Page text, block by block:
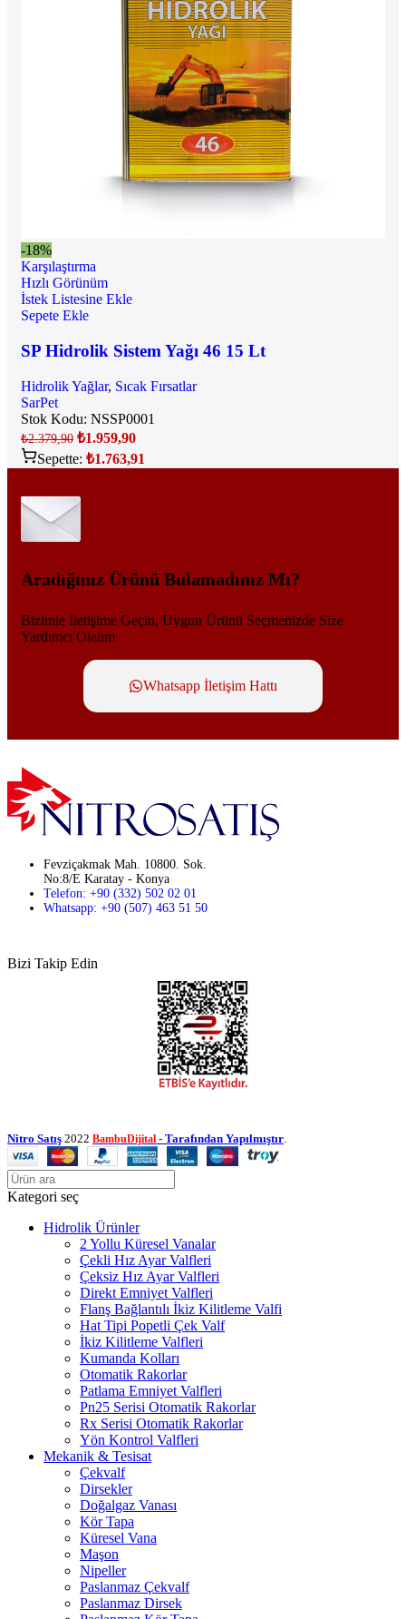
-18%
Karşılaştırma
Hızlı Görünüm
İstek Listesine Ekle
Sepete Ekle
SP Hidrolik Sistem Yağı 46 15 Lt
Hidrolik Yağlar, Sıcak Fırsatlar
SarPet
Stok Kodu: NSSP0001
₺2.379,90 ₺1.959,90
Sepette: ₺1.763,91
Aradığınız Ürünü Bulamadınız Mı?
Bizimle İletişime Geçin, Uygun Ürünü Seçmenizde Size
Yardımcı Olalım
Whatsapp İletişim Hattı
Fevziçakmak Mah. 10800. Sok.
No:8/E Karatay - Konya
Telefon: +90 (332) 502 02 01
Whatsapp: +90 (507) 463 51 50
Bizi Takip Edin
Nitro Satış 2022 BambuDijital - Tarafından Yapılmıştır
Kategori seç
Hidrolik Ürünler
2 Yollu Küresel Vanalar
Çekli Hız Ayar Valfleri
Çeksiz Hız Ayar Valfleri
Direkt Emniyet Valfleri
Flanş Bağlantılı İkiz Kilitleme Valfi
Hat Tipi Popetli Çek Valf
İkiz Kilitleme Valfleri
Kumanda Kolları
Otomatik Rakorlar
Patlama Emniyet Valfleri
Pn25 Serisi Otomatik Rakorlar
Rx Serisi Otomatik Rakorlar
Yön Kontrol Valfleri
Mekanik & Tesisat
Çekvalf
Dirsekler
Doğalgaz Vanası
Kör Tapa
Küresel Vana
Maşon
Nipeller
Paslanmaz Çekvalf
Paslanmaz Dirsek